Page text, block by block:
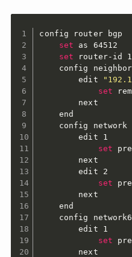
config router bgp
set as 64512
set router-id
    config neighbor
        edit
set
        next
    end
    config network
        edit 1
set
        next
        edit 2
set
        next
    end
    config network6
        edit 1
set
        next